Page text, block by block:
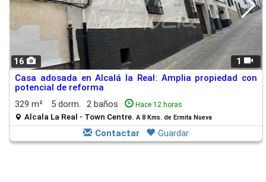
16 1
Casa adosada en Alcalá la Real: Amplia propiedad con
potencial de reforma
329 m²
5 dorm. 2 baños Hace 12 horas
Alcala La Real - Town Centre. A 8 Kms. de Ermita Nueva
Contactar Guardar